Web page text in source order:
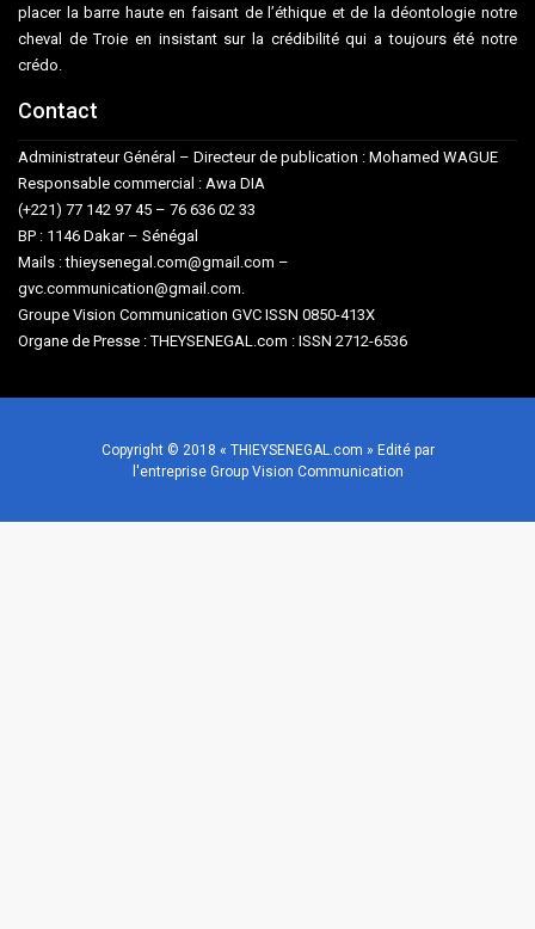
placer la barre haute en faisant de l’éthique et de la déontologie notre
cheval de Troie en insistant sur la crédibilité qui a toujours été notre
crédo.
Contact
Administrateur Général – Directeur de publication : Mohamed WAGUE
Responsable commercial : Awa DIA
(+221) 77 142 97 45 – 76 636 02 33
BP : 1146 Dakar – Sénégal
Mails : thieysenegal.com@gmail.com –
gvc.communication@gmail.com.
Groupe Vision Communication GVC ISSN 0850-413X
Organe de Presse : THEYSENEGAL.com : ISSN 2712-6536
Copyright © 2018 « THIEYSENEGAL.com » Edité par
l'entreprise Group Vision Communication